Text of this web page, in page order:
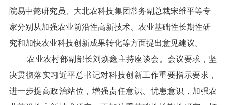
院易中懿研究员
大北农科技集团常务副总裁宋维平等专
家分别从加强农业前沿性高新技术、农业基础性长期性研
究和加快农业科技创新成果转化等方面提出意见建议。
农业农村部副部长刘焕鑫主持座谈会。会议要求，坚
决贯彻落实习近平总书记对科技创新工作重要指示要求，
进一步提高政治站位，增强责任意识、忧患意识， 加强农